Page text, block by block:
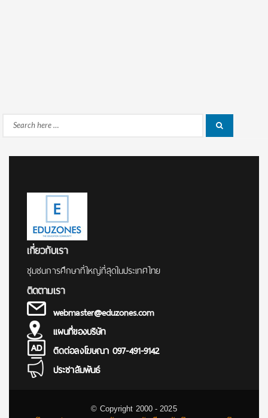
Search
เกี่ยวกับเรา
ชุมชนการศึกษาที่ใหญ่ที่สุดในประเทศไทย
ติดตามเรา
webmaster@eduzones.com
แผนที่ของบริษัท
ติดต่อลงโฆษณา 097-491-9142
ประชาสัมพันธ์
© Copyright 2000 - 2025